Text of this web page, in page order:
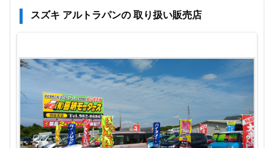
スズキ アルトラパンの 取り扱い販売店